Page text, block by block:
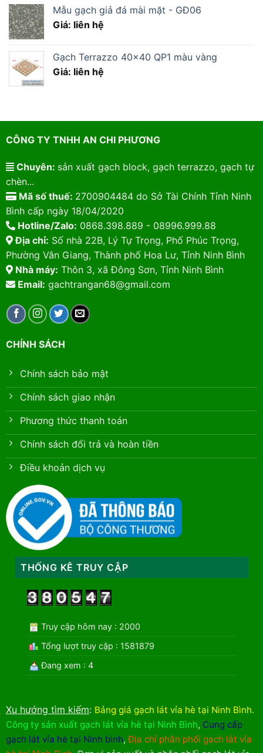
Mẫu gạch giả đá mài mặt - GĐ06
Giá: liên hệ
Gạch Terrazzo 40×40 QP1 màu vàng
Giá: liên hệ
CÔNG TY TNHH AN CHI PHƯƠNG
Chuyên: sản xuất gạch block, gạch terrazzo, gạch tự
chèn...
Mã số thuế: 2700904484 do Sở Tài Chính Tỉnh Ninh
Bình cấp ngày 18/04/2020
Hotline/Zalo: 0868.398.889 - 08996.999.88
Địa chỉ: Số nhà 22B, Lý Tự Trọng, Phố Phúc Trọng,
Phường Vân Giang, Thành phố Hoa Lư, Tỉnh Ninh Bình
Nhà máy: Thôn 3, xã Đông Sơn, Tỉnh Ninh Bình
Email: gachtrangan68@gmail.com
CHÍNH SÁCH
Chính sách bảo mật
Chính sách giao nhận
Phương thức thanh toán
Chính sách đổi trả và hoàn tiền
Điều khoản dịch vụ
THỐNG KÊ TRUY CẬP
Truy cập hôm nay : 2000
Tổng lượt truy cập : 1581879
Đang xem : 4
Xu hướng tìm kiếm: Bảng giá gạch lát vỉa hè tại Ninh Bình.
Công ty sản xuất gạch lát vỉa hè tại Ninh Bình, Cung cấp
gạch lát vỉa hè tại Ninh bình,Địa chỉ phân phối gạch lát vỉa